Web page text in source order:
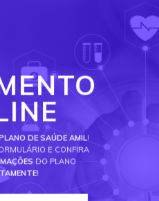
DE SAÚDE AMIL!
E CONFIRA
DO PLANO
!